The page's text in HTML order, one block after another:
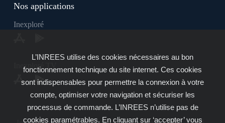
Nos applications
Inexploré
Inexploré TV
L’INREES utilise des cookies nécessaires au bon
fonctionnement technique du site internet. Ces cookies
sont indispensables pour permettre la connexion à votre
compte, optimiser votre navigation et sécuriser les
processus de commande. L’INREES n’utilise pas de
cookies paramétrables. En cliquant sur ‘accepter’ vous